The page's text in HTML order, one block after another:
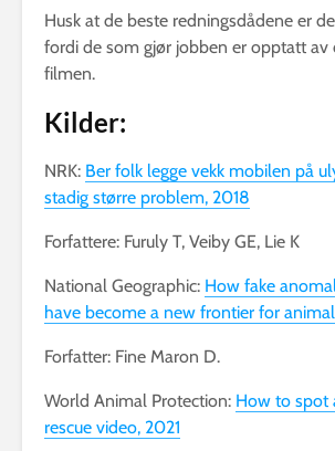
Husk at de beste redningsdådene er
fordi de som gjør jobben er opptatt av
filmen.
Kilder:
NRK: Ber folk legge vekk mobilen på
stadig større problem, 2018
Forfattere: Furuly T, Veiby GE, Lie K
National Geographic: How fake
have become a new frontier for animal
Forfatter: Fine Maron D.
World Animal Protection: How to spot
rescue video, 2021